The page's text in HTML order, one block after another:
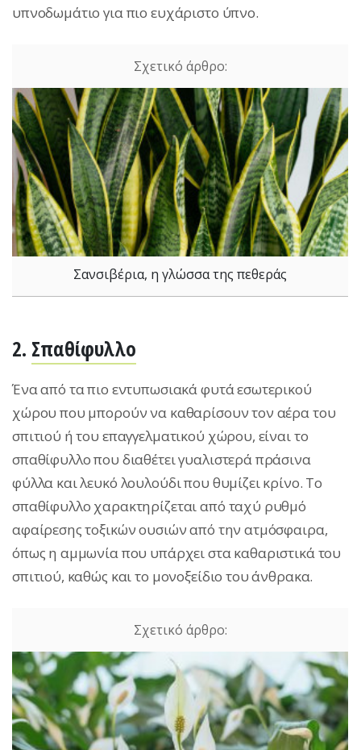
υπνοδωμάτιο για πιο ευχάριστο ύπνο.
Σανσιβέρια, η γλώσσα της πεθεράς
2. Σπαθίφυλλο
Ένα από τα πιο εντυπωσιακά φυτά εσωτερικού
χώρου που μπορούν να καθαρίσουν τον αέρα του
σπιτιού ή του επαγγελματικού χώρου, είναι το
σπαθίφυλλο που διαθέτει γυαλιστερά πράσινα
φύλλα και λευκό λουλούδι που θυμίζει κρίνο. Το
σπαθίφυλλο χαρακτηρίζεται από ταχύ ρυθμό
αφαίρεσης τοξικών ουσιών από την ατμόσφαιρα,
όπως η αμμωνία που υπάρχει στα καθαριστικά του
σπιτιού, καθώς και το μονοξείδιο του άνθρακα.